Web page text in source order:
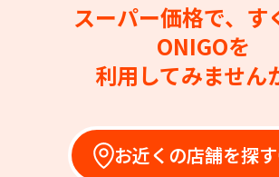
スーパー価格で、す
ONIGOを
利用してみません
お近くの店舗を探す